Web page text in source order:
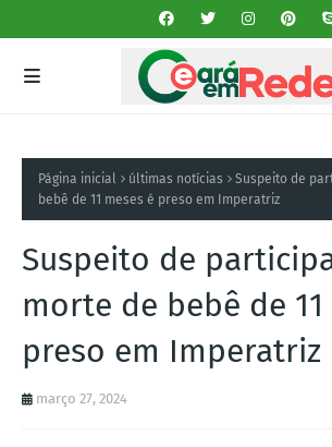
Página inicial últimas notícias
Suspeito de
bebê de 11 meses é preso em Imperatriz
Suspeito de
morte de bebê de 11
preso em Imperatriz
março 27, 2024